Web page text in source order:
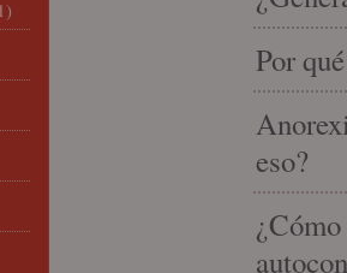
Por
eso?